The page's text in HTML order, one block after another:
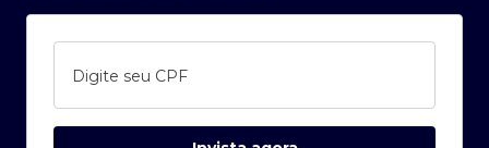
Digite seu CPF